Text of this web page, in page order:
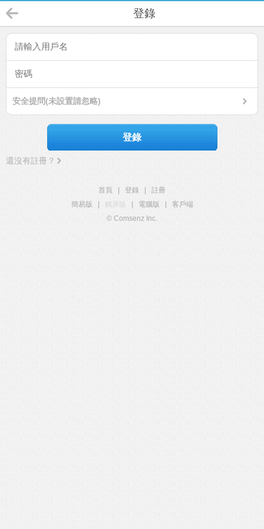
登錄
安全提問(未設置請忽略)
登錄
還沒有註冊？
首頁 登錄
註冊
簡易版
觸屏版 電腦版
客戶端
© Comsenz Inc.